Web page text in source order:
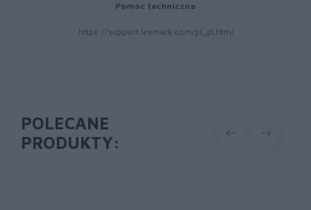
Pomoc techniczna
https://support.lexmark.com/pl_pl.html
POLECANE
PRODUKTY: